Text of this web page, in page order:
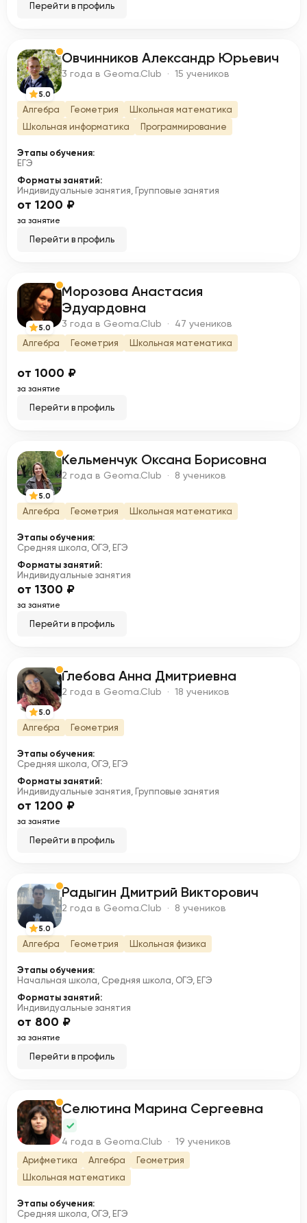
Перейти в профиль
О
5.0
Овчинников Александр Юрьевич
3 года в Geoma.Club · 15 учеников
Алгебра Геометрия
Школьная математика
Школьная информатика
Программирование
Этапы обучения:
ЕГЭ
Форматы занятий:
Индивидуальные занятия, Групповые занятия
от 1200 ₽
за занятие
Перейти в профиль
М
5.0
Морозова Анастасия
Эдуардовна
3 года в Geoma.Club · 47 учеников
Алгебра Геометрия Школьная математика
от 1000 ₽
за занятие
Перейти в профиль
К
5.0
Кельменчук Оксана Борисовна
2 года в Geoma.Club · 8 учеников
Алгебра Геометрия Школьная математика
Этапы обучения:
Средняя школа, ОГЭ, ЕГЭ
Форматы занятий:
Индивидуальные занятия
от 1300 ₽
за занятие
Перейти в профиль
Г
5.0
Глебова Анна Дмитриевна
2 года в Geoma.Club · 18 учеников
Алгебра Геометрия
Этапы обучения:
Средняя школа, ОГЭ, ЕГЭ
Форматы занятий:
Индивидуальные занятия, Групповые занятия
от 1200 ₽
за занятие
Перейти в профиль
Р
5.0
Радыгин Дмитрий Викторович
2 года в Geoma.Club · 8 учеников
Алгебра Геометрия Школьная физика
Этапы обучения:
Начальная школа, Средняя школа, ОГЭ, ЕГЭ
Форматы занятий:
Индивидуальные занятия
от 800 ₽
за занятие
Перейти в профиль
С Селютина Марина Сергеевна
4 года в Geoma.Club · 19 учеников
Арифметика Алгебра
Геометрия
Школьная математика
Этапы обучения:
Средняя школа, ОГЭ, ЕГЭ